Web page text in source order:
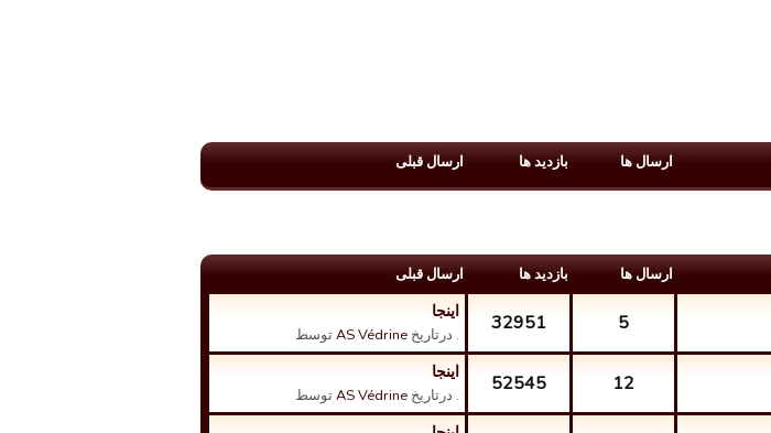
ارسال ها بازدید ها ارسال قبلی
ارسال ها بازدید ها ارسال قبلی
5
32951 اینجا
. درتاریخ AS Védrineتوسط
12
52545 اینجا
. درتاریخ AS Védrineتوسط